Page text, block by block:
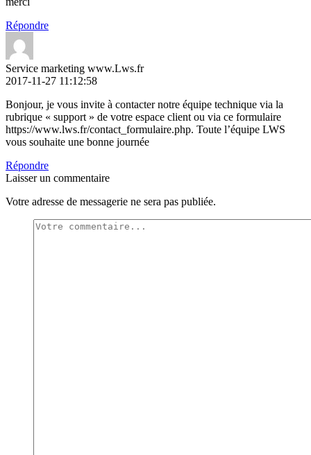
Répondre
Service marketing www.Lws.fr
2017-11-27 11:12:58
Bonjour, je vous invite à contacter notre équipe technique via la
rubrique « support » de votre espace client ou via ce formulaire
https://www.lws.fr/contact_formulaire.php. Toute l’équipe LWS
vous souhaite une bonne journée
Répondre
Laisser un commentaire
Votre adresse de messagerie ne sera pas publiée.